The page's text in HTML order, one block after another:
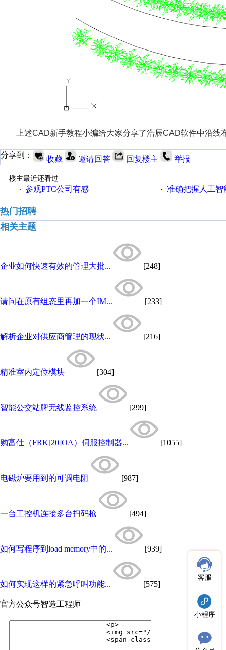
上述CAD新手教程小编给大家分享了浩辰CAD软件中沿
分享到： 收藏 邀请回答 回复楼主 举报
楼主最近还看过
· 参观PTC公司有感 · 准确把握人工
热门招聘
相关主题
企业如何快速有效的管理大批... [248]
请问在原有组态里再加一个IM... [233]
解析企业对供应商管理的现状... [216]
精准室内定位模块 [304]
智能公交站牌无线监控系统 [299]
购富仕（FRK[20]OA）伺服控制器... [1055]
电磁炉要用到的可调电阻 [987]
一台工控机连接多台扫码枪 [494]
如何写程序到load memory中的... [939]
如何实现这样的紧急呼叫功能... [575]
官方公众号智造工程师
客服
小程序